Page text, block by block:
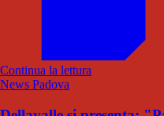
Continua la lettura
News Padova